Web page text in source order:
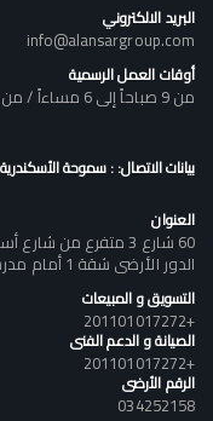
البريد الالكتروني
info@alansargroup.com
أوقات العمل الرسمية
من 9 صباحاً إلى 6 مساءاً / من السبت إلى الخميس
بيانات الاتصال: : سموحة الأسكندرية
العنوان
60 شارع 3 متفرع من
الدور الأرضى شقة 1 أمام مدرسة طارق ابن زياد , سموحة , الأسكندرية
التسويق و المبيعات
+201101017272
الصيانة و الدعم الفنى
+201101017272
الرقم الأرضى
034252158